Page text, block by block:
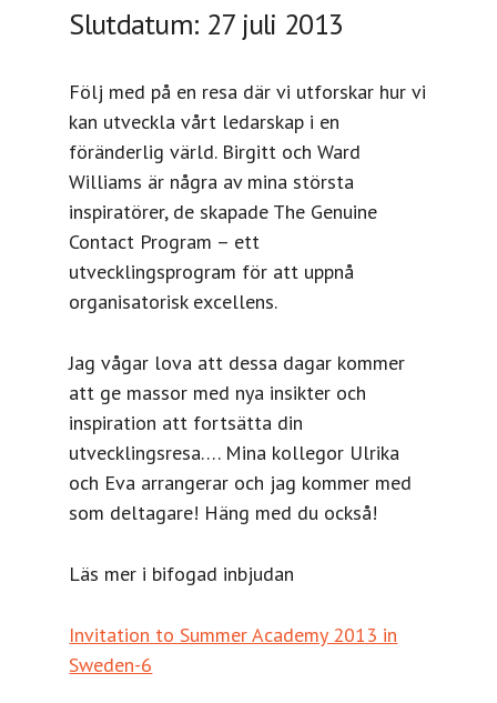
Slutdatum: 27 juli 2013
Följ med på en resa där vi utforskar hur vi
kan utveckla vårt ledarskap i en
föränderlig värld. Birgitt och Ward
Williams är några av mina största
inspiratörer, de skapade The Genuine
Contact Program – ett
utvecklingsprogram för att uppnå
organisatorisk excellens.
Jag vågar lova att dessa dagar kommer
att ge massor med nya insikter och
inspiration att fortsätta din
utvecklingsresa…. Mina kollegor Ulrika
och Eva arrangerar och jag kommer med
som deltagare! Häng med du också!
Läs mer i bifogad inbjudan
Invitation to Summer Academy 2013 in
Sweden-6